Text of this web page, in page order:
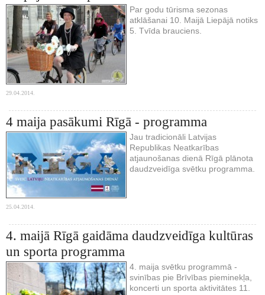
Par godu tūrisma sezonas
atklāšanai 10. Maijā Liepājā notiks
5. Tvīda brauciens.
29.04.2014.
4 maija pasākumi Rīgā - programma
Jau tradicionāli Latvijas
Republikas Neatkarības
atjaunošanas dienā Rīgā plānota
daudzveidīga svētku programma.
25.04.2014.
4. maijā Rīgā gaidāma daudzveidīga kultūras
un sporta programma
4. maija svētku programmā -
svinības pie Brīvības pieminekļa,
koncerti un sporta aktivitātes 11.